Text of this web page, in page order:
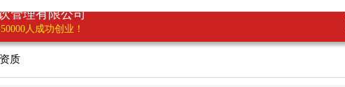
管理有限公司
人成功创业！
质